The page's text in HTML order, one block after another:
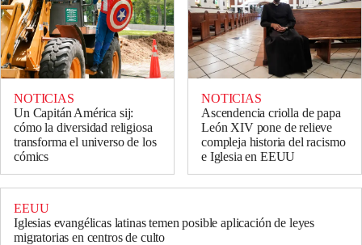
NOTICIAS
Un Capitán América sij:
cómo la diversidad religiosa
transforma el universo de los
cómics
NOTICIAS
Ascendencia criolla de papa
León XIV pone de relieve
compleja historia del racismo
e Iglesia en EEUU
EEUU
Iglesias evangélicas latinas temen posible aplicación de leyes
migratorias en centros de culto